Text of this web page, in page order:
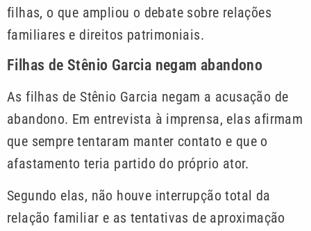
filhas, o que ampliou o debate sobre relações
familiares e direitos patrimoniais.
Filhas de Stênio Garcia negam abandono
As filhas de Stênio Garcia negam a acusação de
abandono. Em entrevista à imprensa, elas afirmam
que sempre tentaram manter contato e que o
afastamento teria partido do próprio ator.
Segundo elas, não houve interrupção total da
relação familiar e as tentativas de aproximação